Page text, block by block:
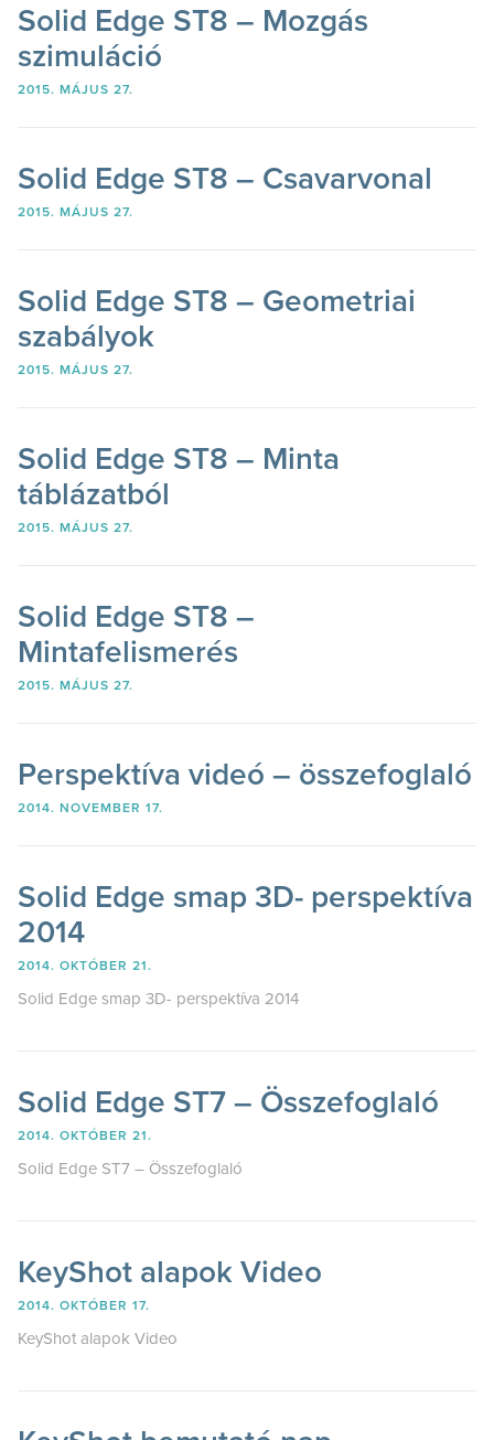
Solid Edge ST8 – Mozgás
szimuláció
2015. MÁJUS 27.
Solid Edge ST8 – Csavarvonal
2015. MÁJUS 27.
Solid Edge ST8 – Geometriai
szabályok
2015. MÁJUS 27.
Solid Edge ST8 – Minta
táblázatból
2015. MÁJUS 27.
Solid Edge ST8 –
Mintafelismerés
2015. MÁJUS 27.
Perspektíva videó – összefoglaló
2014. NOVEMBER 17.
Solid Edge smap 3D- perspektíva
2014
2014. OKTÓBER 21.
Solid Edge smap 3D- perspektíva 2014
Solid Edge ST7 – Összefoglaló
2014. OKTÓBER 21.
Solid Edge ST7 – Összefoglaló
KeyShot alapok Video
2014. OKTÓBER 17.
KeyShot alapok Video